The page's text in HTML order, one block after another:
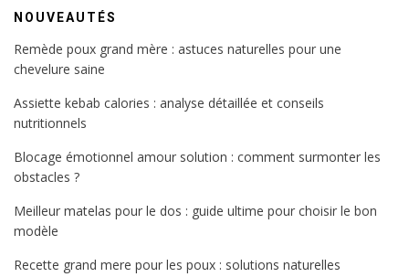
NOUVEAUTÉS
Remède poux grand mère : astuces naturelles pour une
chevelure saine
Assiette kebab calories : analyse détaillée et conseils
nutritionnels
Blocage émotionnel amour solution : comment surmonter les
obstacles ?
Meilleur matelas pour le dos : guide ultime pour choisir le bon
modèle
Recette grand mere pour les poux : solutions naturelles